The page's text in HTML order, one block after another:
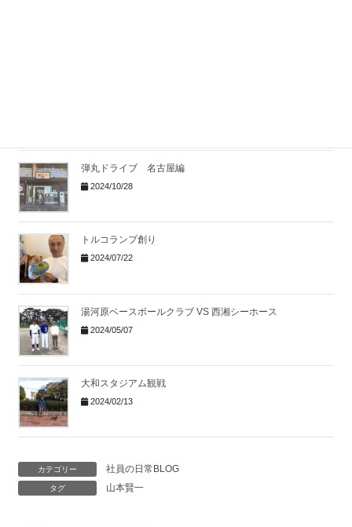
弾丸ドライブ 名古屋編
2024/10/28
トルコランプ創り
2024/07/22
湯河原ベースボールクラブ VS 西湘シーホース
2024/05/07
大和スタジアム観戦
2024/02/13
カテゴリー 社員の日常BLOG
タグ 山本賢一